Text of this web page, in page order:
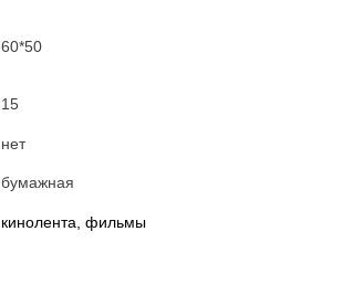
60*50
15
нет
бумажная
кинолента, фильмы